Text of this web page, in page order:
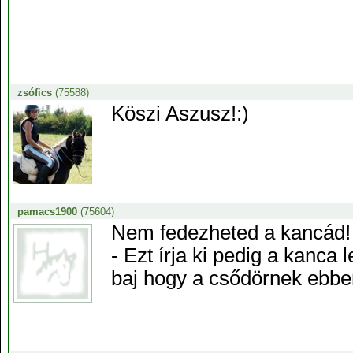
zsófics(75588)
Köszi Aszusz!:)
pamacs1900(75604)
Nem fedezheted a
- Ezt írja ki pedig a kanca
baj hogy a csődörnek